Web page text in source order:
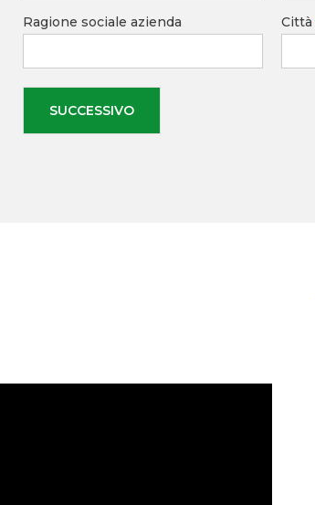
Ragione sociale azienda Città
SUCCESSIVO